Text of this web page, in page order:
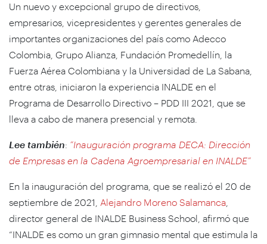
Un nuevo y excepcional grupo de directivos,
empresarios, vicepresidentes y gerentes generales de
importantes organizaciones del país como Adecco
Colombia, Grupo Alianza, Fundación Promedellín, la
Fuerza Aérea Colombiana y la Universidad de La Sabana,
entre otras, iniciaron la experiencia INALDE en el
Programa de Desarrollo Directivo – PDD III 2021, que se
lleva a cabo de manera presencial y remota.
Lee también: “Inauguración programa DECA: Dirección
de Empresas en la Cadena Agroempresarial en INALDE”
En la inauguración del programa, que se realizó el 20 de
septiembre de 2021, Alejandro Moreno Salamanca
director general de INALDE Business School, afirmó que
“INALDE es como un gran gimnasio mental que estimula la